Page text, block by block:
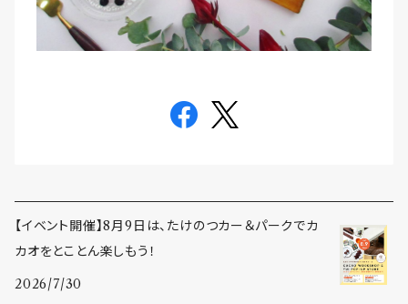
【イベント開催】8月9日は、たけのつカー＆パークでカ
カオをとことん楽しもう！
2026/7/30